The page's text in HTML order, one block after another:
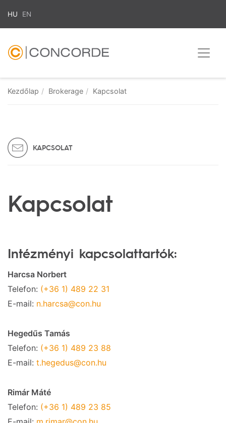
HU EN
Kezdőlap Brokerage Kapcsolat
KAPCSOLAT
Kapcsolat
Intézményi kapcsolattartók:
Harcsa Norbert
Telefon: (+36 1) 489 22 31
E-mail: n.harcsa@con.hu
Hegedűs Tamás
Telefon: (+36 1) 489 23 88
E-mail: t.hegedus@con.hu
Rimár Máté
Telefon: (+36 1) 489 23 85